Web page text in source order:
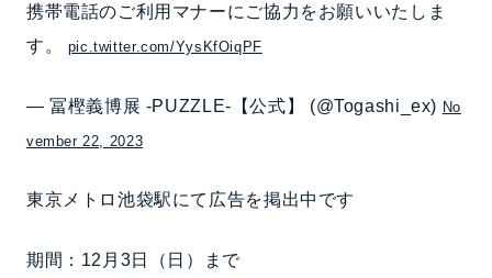
携帯電話のご利用マナーにご協力をお願いいたしま
す。 pic.twitter.com/YysKfOiqPF
— 冨樫義博展 -PUZZLE-【公式】 (@Togashi_ex) No
vember 22, 2023
東京メトロ池袋駅にて広告を掲出中です
期間：12月3日（日）まで